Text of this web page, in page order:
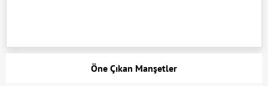
Öne Çıkan Manşetler